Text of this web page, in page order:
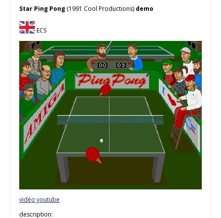
Star Ping Pong (1991 Cool Productions) demo
ECS
vidéo youtube
description: